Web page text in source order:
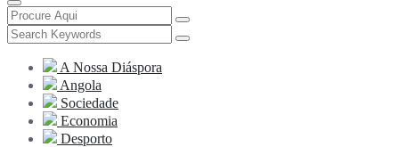
A Nossa Diáspora
Angola
Sociedade
Economia
Desporto